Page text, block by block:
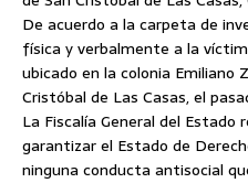
De acuerdo a la carpeta de
física y verbalmente a la
ubicado en la colonia Emiliano
Cristóbal de Las Casas, el
La Fiscalía General del
garantizar el Estado de
ninguna conducta antisocial